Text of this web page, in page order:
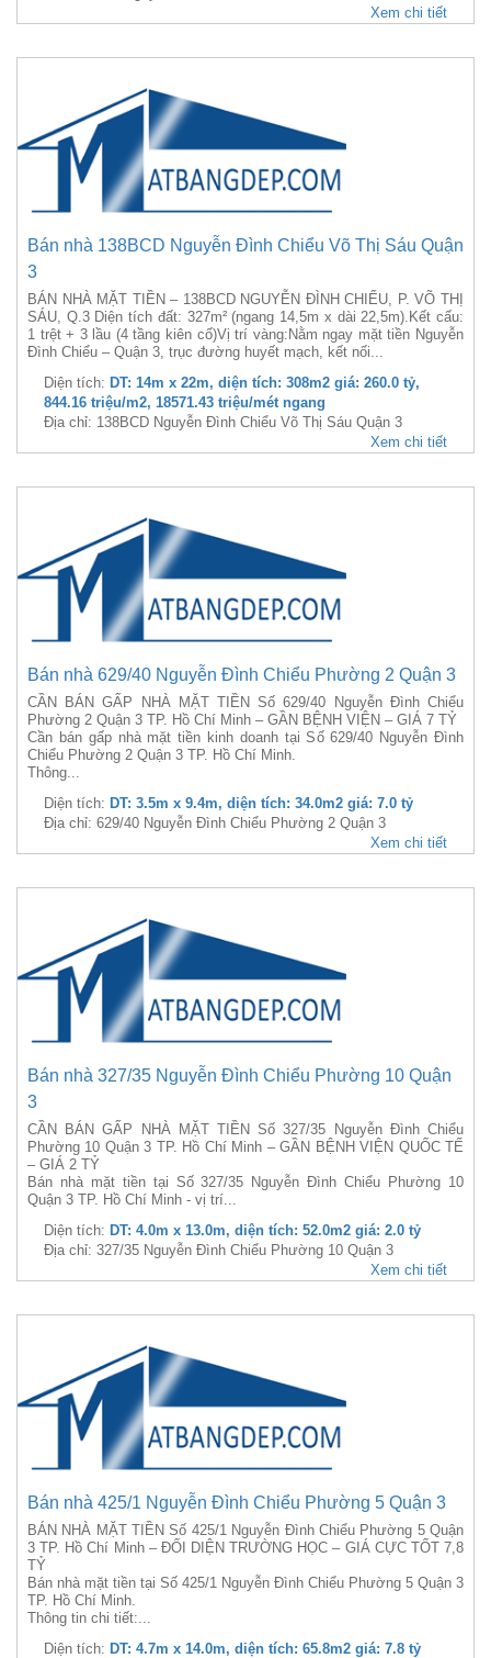
Xem chi tiết
Bán nhà 138BCD Nguyễn Đình Chiểu Võ Thị Sáu Quận
3
BÁN NHÀ MẶT TIỀN – 138BCD NGUYỄN ĐÌNH CHIỂU, P. VÕ THỊ
SÁU, Q.3 Diện tích đất: 327m² (ngang 14,5m x dài 22,5m).Kết cấu:
1 trệt + 3 lầu (4 tầng kiên cố)Vị trí vàng:Nằm ngay mặt tiền Nguyễn
Đình Chiểu – Quận 3, trục đường huyết mạch, kết nối...
Diện tích: DT: 14m x 22m, diện tích: 308m2 giá: 260.0 tỷ,
844.16 triệu/m2, 18571.43 triệu/mét ngang
Địa chỉ: 138BCD Nguyễn Đình Chiểu Võ Thị Sáu Quận 3
Xem chi tiết
Bán nhà 629/40 Nguyễn Đình Chiểu Phường 2 Quận 3
CẦN BÁN GẤP NHÀ MẶT TIỀN Số 629/40 Nguyễn Đình Chiểu
Phường 2 Quận 3 TP. Hồ Chí Minh – GẦN BỆNH VIỆN – GIÁ 7 TỶ
Cần bán gấp nhà mặt tiền kinh doanh tại Số 629/40 Nguyễn Đình
Chiểu Phường 2 Quận 3 TP. Hồ Chí Minh.
Thông...
Diện tích: DT: 3.5m x 9.4m, diện tích: 34.0m2 giá: 7.0 tỷ
Địa chỉ: 629/40 Nguyễn Đình Chiểu Phường 2 Quận 3
Xem chi tiết
Bán nhà 327/35 Nguyễn Đình Chiểu Phường 10 Quận
3
CẦN BÁN GẤP NHÀ MẶT TIỀN Số 327/35 Nguyễn Đình Chiểu
Phường 10 Quận 3 TP. Hồ Chí Minh – GẦN BỆNH VIỆN QUỐC TẾ
– GIÁ 2 TỶ
Bán nhà mặt tiền tại Số 327/35 Nguyễn Đình Chiểu Phường 10
Quận 3 TP. Hồ Chí Minh - vị trí...
Diện tích: DT: 4.0m x 13.0m, diện tích: 52.0m2 giá: 2.0 tỷ
Địa chỉ: 327/35 Nguyễn Đình Chiểu Phường 10 Quận 3
Xem chi tiết
Bán nhà 425/1 Nguyễn Đình Chiểu Phường 5 Quận 3
BÁN NHÀ MẶT TIỀN Số 425/1 Nguyễn Đình Chiểu Phường 5 Quận
3 TP. Hồ Chí Minh – ĐỐI DIỆN TRƯỜNG HỌC – GIÁ CỰC TỐT 7,8
TỶ
Bán nhà mặt tiền tại Số 425/1 Nguyễn Đình Chiểu Phường 5 Quận 3
TP. Hồ Chí Minh.
Thông tin chi tiết:...
Diện tích: DT: 4.7m x 14.0m, diện tích: 65.8m2 giá: 7.8 tỷ